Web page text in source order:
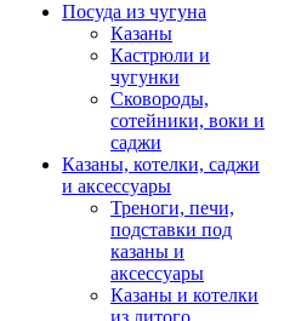
Посуда из чугуна
Казаны
Кастрюли и
чугунки
Сковороды,
сотейники, воки и
саджи
Казаны, котелки, саджи
и аксессуары
Треноги, печи,
подставки под
казаны и
аксессуары
Казаны и котелки
из литого